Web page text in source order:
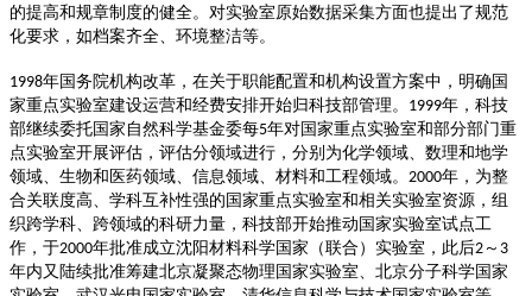
的提高和规章制度的健全。对实验室原始数据采集方面也提出了规范
化要求，如档案齐全、环境整洁等。
1998年国务院机构改革，在关于职能配置和机构设置方案中，明确国
家重点实验室建设运营和经费安排开始归科技部管理。 1999年，科技
部继续委托国家自然科学基金委每5年对国家重点实验室和部分部门重
点实验室开展评估，评估分领域进行，分别为化学领域、数理和地学
领域、生物和医药领域、信息领域、材料和工程领域。 2000年，为整
合关联度高、学科互补性强的国家重点实验室和相关实验室资源，组
织跨学科、跨领域的科研力量，科技部开始推动国家实验室试点工
作，于2000年批准成立沈阳材料科学国家（联合）实验室，此后2 ～ 3
年内又陆续批准筹建北京凝聚态物理国家实验室、北京分子科学国家